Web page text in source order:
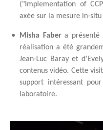
("Implementation of
axée sur la mesure in-
Misha Fabera présenté
réalisation a été
Jean-Luc Baray et
contenus vidéo. Cette
support intéressant
laboratoire.